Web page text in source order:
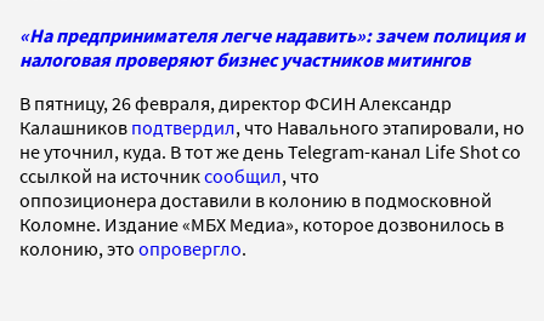
«На предпринимателя легче надавить»: зачем полиция и
налоговая проверяют бизнес участников митингов
В пятницу, 26 февраля, директор ФСИН Александр
Калашников подтвердил, что Навального этапировали, но
не уточнил, куда. В тот же день Telegram-канал Life Shot со
ссылкой на источниксообщил, что
оппозиционера доставили в колонию в подмосковной
Коломне. Издание «МБХ Медиа», которое дозвонилось в
колонию, это опровергло.